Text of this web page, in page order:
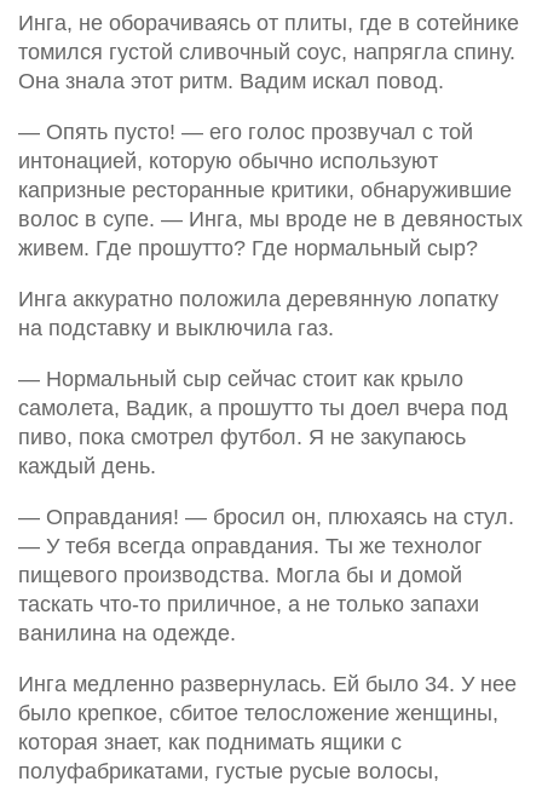
Инга, не оборачиваясь от плиты, где в сотейнике
томился густой сливочный соус, напрягла спину.
Она знала этот ритм. Вадим искал повод.
— Опять пусто! — его голос прозвучал с той
интонацией, которую обычно используют
капризные ресторанные критики, обнаружившие
волос в супе. — Инга, мы вроде не в девяностых
живем. Где прошутто? Где нормальный сыр?
Инга аккуратно положила деревянную лопатку
на подставку и выключила газ.
— Нормальный сыр сейчас стоит как крыло
самолета, Вадик, а прошутто ты доел вчера под
пиво, пока смотрел футбол. Я не закупаюсь
каждый день.
— Оправдания! — бросил он, плюхаясь на стул.
— У тебя всегда оправдания. Ты же технолог
пищевого производства. Могла бы и домой
таскать что-то приличное, а не только запахи
ванилина на одежде.
Инга медленно развернулась. Ей было 34. У нее
было крепкое, сбитое телосложение женщины,
которая знает, как поднимать ящики с
полуфабрикатами, густые русые волосы,